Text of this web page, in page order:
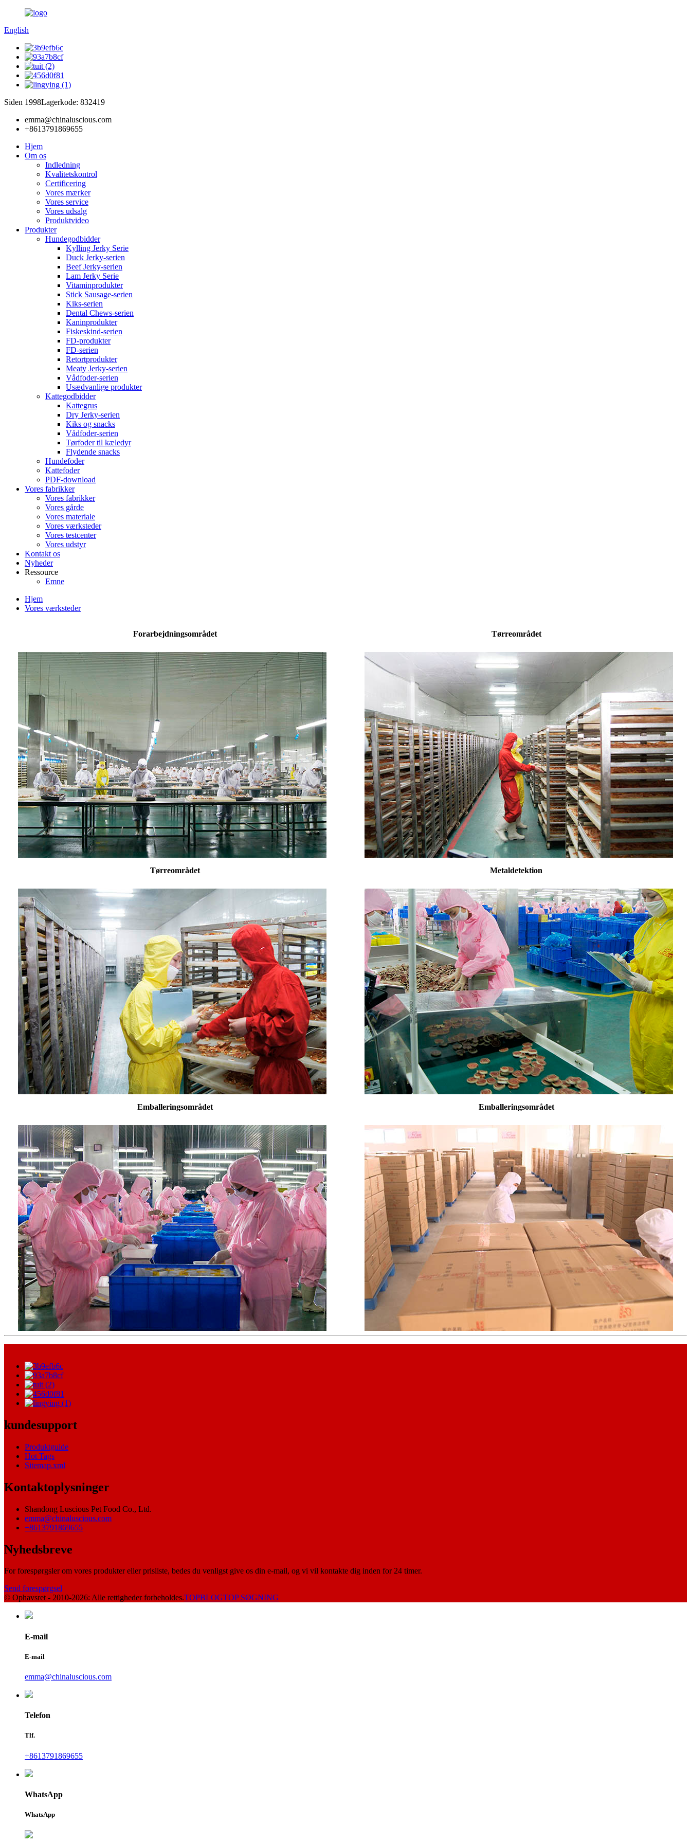
English
Siden 1998Lagerkode: 832419
emma@chinaluscious.com
+8613791869655
Hjem
Om os
Indledning
Kvalitetskontrol
Certificering
Vores mærker
Vores service
Vores udsalg
Produktvideo
Produkter
Hundegodbidder
Kylling Jerky Serie
Duck Jerky-serien
Beef Jerky-serien
Lam Jerky Serie
Vitaminprodukter
Stick Sausage-serien
Kiks-serien
Dental Chews-serien
Kaninprodukter
Fiskeskind-serien
FD-produkter
FD-serien
Retortprodukter
Meaty Jerky-serien
Vådfoder-serien
Usædvanlige produkter
Kattegodbidder
Kattegrus
Dry Jerky-serien
Kiks og snacks
Vådfoder-serien
Tørfoder til kæledyr
Flydende snacks
Hundefoder
Kattefoder
PDF-download
Vores fabrikker
Vores fabrikker
Vores gårde
Vores materiale
Vores værksteder
Vores testcenter
Vores udstyr
Kontakt os
Nyheder
Ressource
Emne
Hjem
Vores værksteder
Forarbejdningsområdet Tørreområdet
Tørreområdet Metaldetektion
Emballeringsområdet Emballeringsområdet
kundesupport
Produktguide
Hot Tags
Sitemap.xml
Kontaktoplysninger
Shandong Luscious Pet Food Co., Ltd.
emma@chinaluscious.com
+8613791869655
Nyhedsbreve
For forespørgsler om vores produkter eller prisliste, bedes du venligst give os din e-mail, og vi vil kontakte dig inden for 24 timer.
Send forespørgsel
© Ophavsret - 2010-2026: Alle rettigheder forbeholdes.TOPBLOGTOP SØGNING
E-mail
E-mail
emma@chinaluscious.com
Telefon
Tlf.
+8613791869655
WhatsApp
WhatsApp